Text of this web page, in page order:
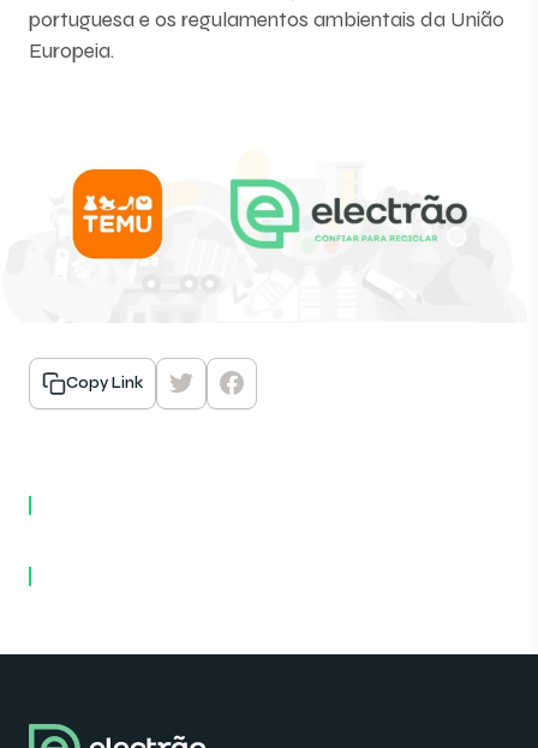
portuguesa e os regulamentos ambientais da União
Europeia.
Copy Link